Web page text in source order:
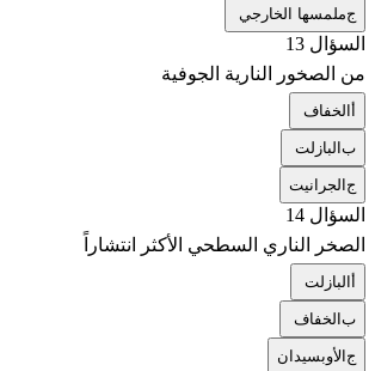
جملمسها الخارجي
السؤال 13
من الصخور النارية الجوفية
الخفاف
بالبازلت
جالجرانيت
السؤال 14
الصخر الناري السطحي الأكثر انتشاراً
البازلت
بالخفاف
جالأوبسيدان